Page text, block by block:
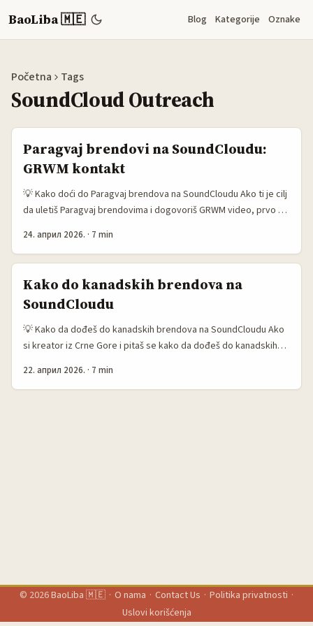
BaoLiba 🇲🇪 Blog Kategorije Oznake
Početna Tags
SoundCloud Outreach
Paragvaj brendovi na SoundCloudu:
GRWM kontakt
💡 Kako doći do Paragvaj brendova na SoundCloudu Ako ti je cilj
da uletiš Paragvaj brendovima i dogovoriš GRWM video, prvo da
discovery” kanal kao Instagram ili TikTok. Ali baš zato može biti
starog “pošalji inbox i čekaj” fazona. ...
24. април 2026. · 7 min
Kako do kanadskih brendova na
SoundCloudu
💡 Kako da dođeš do kanadskih brendova na SoundCloudu Ako
si kreator iz Crne Gore i pitaš se kako da dođeš do kanadskih
objavama, odgovor je malo dosadan, ali iskren: ne ide preko
22. април 2026. · 7 min
© 2026BaoLiba 🇲🇪 · O nama · Contact Us · Politika privatnosti ·
Uslovi korišćenja